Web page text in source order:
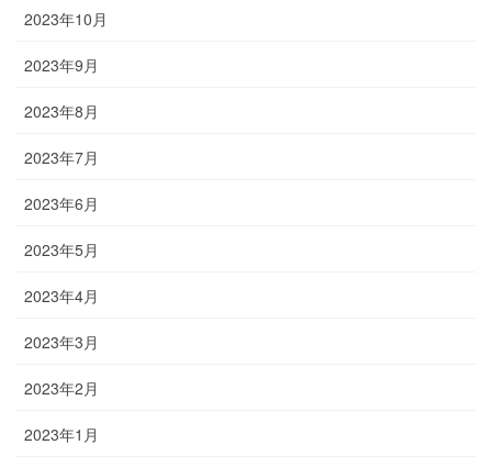
2023年10月
2023年9月
2023年8月
2023年7月
2023年6月
2023年5月
2023年4月
2023年3月
2023年2月
2023年1月